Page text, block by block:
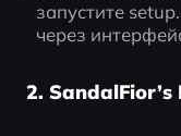
запустите
через
2.